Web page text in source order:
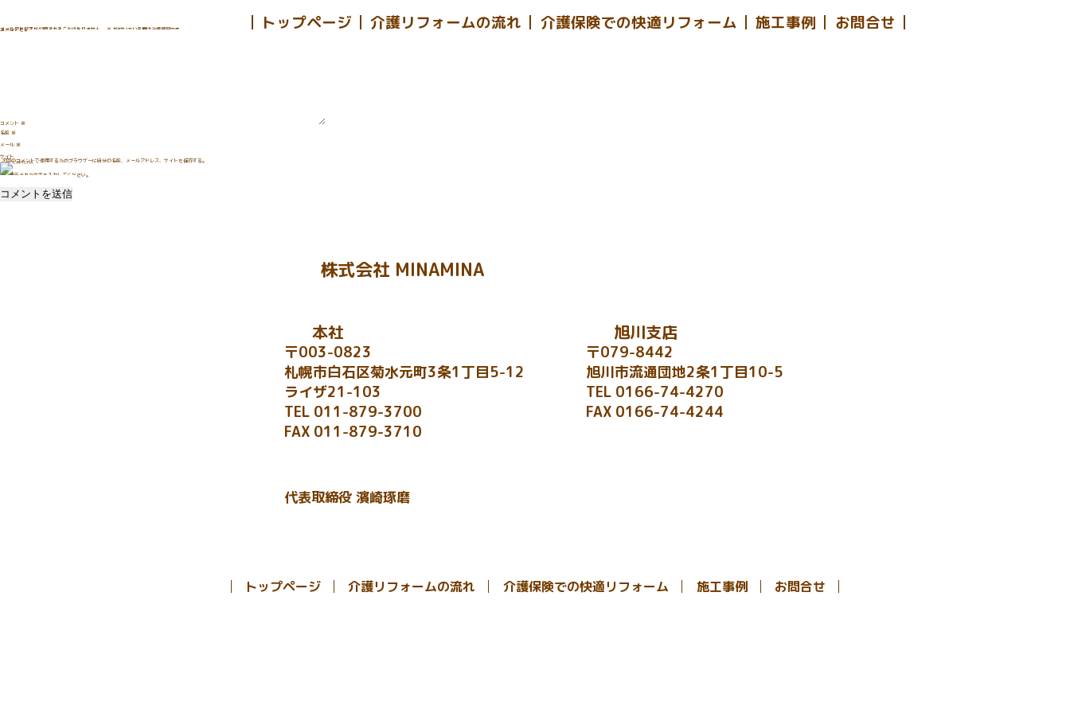
トップページ 介護リフォームの流れ 介護保険での快適リフォーム 施工事例 お問合せ
コメントを残す
メールアドレスが公開されることはありません。 ※ が付いている欄は必須項目です
コメント ※
名前 ※
メール ※
サイト
次回のコメントで使用するためブラウザーに自分の名前、メールアドレス、サイトを保存する。
上に表示された文字を入力してください。
株式会社 MINAMINA
本社
〒003-0823
札幌市白石区菊水元町3条1丁目5-12
ライザ21-103
TEL 011-879-3700
FAX 011-879-3710
旭川支店
〒079-8442
旭川市流通団地2条1丁目10-5
TEL 0166-74-4270
FAX 0166-74-4244
代表取締役 濱崎琢磨
トップページ 介護リフォームの流れ 介護保険での快適リフォーム 施工事例
お問合せ